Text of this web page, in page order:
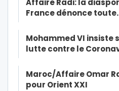
Affaire Radi: la
France dénonce
Mohammed VI insiste
lutte contre le
Maroc/Affaire Omar
pour Orient XXI